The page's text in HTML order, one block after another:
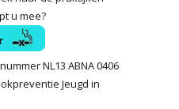
u mee?
NL13 ABNA 0406
Jeugd in